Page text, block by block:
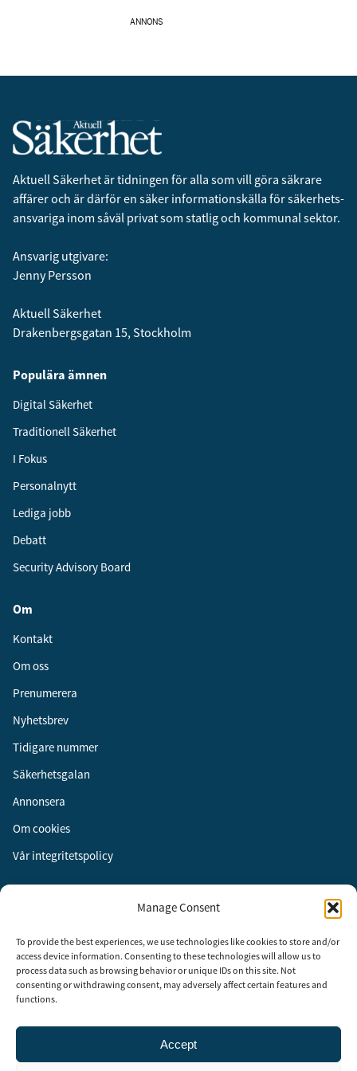
Manage Consent
To provide the best experiences, we use technologies like cookies to store and/or
access device information. Consenting to these technologies will allow us to
process data such as browsing behavior or unique IDs on this site. Not
consenting or withdrawing consent, may adversely affect certain features and
functions.
Accept
ANNONS
Aktuell Säkerhet är tidningen för alla som vill göra säkrare
affärer och är därför en säker informationskälla för säkerhets­
ansvariga inom såväl privat som statlig och kommunal sektor.
Ansvarig utgivare:
Jenny Persson
Aktuell Säkerhet
Drakenbergsgatan 15, Stockholm
Populära ämnen
Digital Säkerhet
Traditionell Säkerhet
I Fokus
Personalnytt
Lediga jobb
Debatt
Security Advisory Board
Om
Kontakt
Om oss
Prenumerera
Nyhetsbrev
Tidigare nummer
Säkerhetsgalan
Annonsera
Om cookies
Vår integritetspolicy
Instagram
LinkedIn
integritetspolicy.